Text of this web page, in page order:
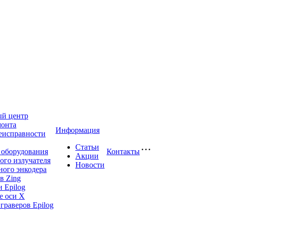
центр
излучателя
энкодера
Zing
Epilog
оси X
Epilog
Информация
Статьи
Акции
Новости
Контакты